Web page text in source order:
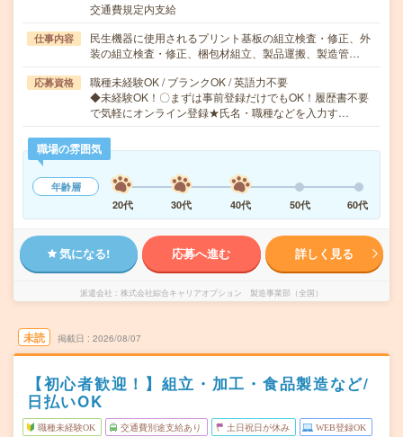
交通費規定内支給
仕事内容
民生機器に使用されるプリント基板の組立検査・修正、外
装の組立検査・修正、梱包材組立、製品運搬、製造管…
応募資格
職種未経験OK / ブランクOK / 英語力不要
◆未経験OK！〇まずは事前登録だけでもOK！履歴書不要
で気軽にオンライン登録★氏名・職種などを入力す…
職場の雰囲気
年齢層
20代
30代 40代 50代 60代
気になる! 応募へ進む 詳しく見る
派遣会社 株式会社綜合キャリアオプション 製造事業部（全国）
未読 掲載日 2026/08/07
【初心者歓迎！】組立・加工・食品製造など/
日払いOK
職種未経験OK 交通費別途支給あり 土日祝日が休み WEB登録OK